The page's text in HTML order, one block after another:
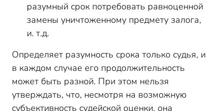
разумный срок потребовать равноценной
замены уничтоженному предмету залога,
и. т.д.
Определяет разумность срока только судья, и
в каждом случае его продолжительность
может быть разной. При этом нельзя
утверждать, что, несмотря на возможную
субъективность судейской оценки, она